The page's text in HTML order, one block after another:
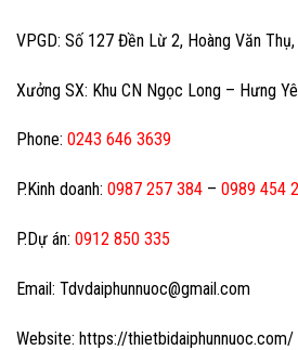
VPGD: Số 127 Đền Lừ 2, Hoàng Văn
Xưởng SX: Khu CN Ngọc Long – Hưng
Phone: 0243 646 3639
P.Kinh doanh: 0987 257 384 – 0989 454
P.Dự án: 0912 850 335
Email: Tdvdaiphunnuoc@gmail.com
Website: https://thietbidaiphunnuoc.com/